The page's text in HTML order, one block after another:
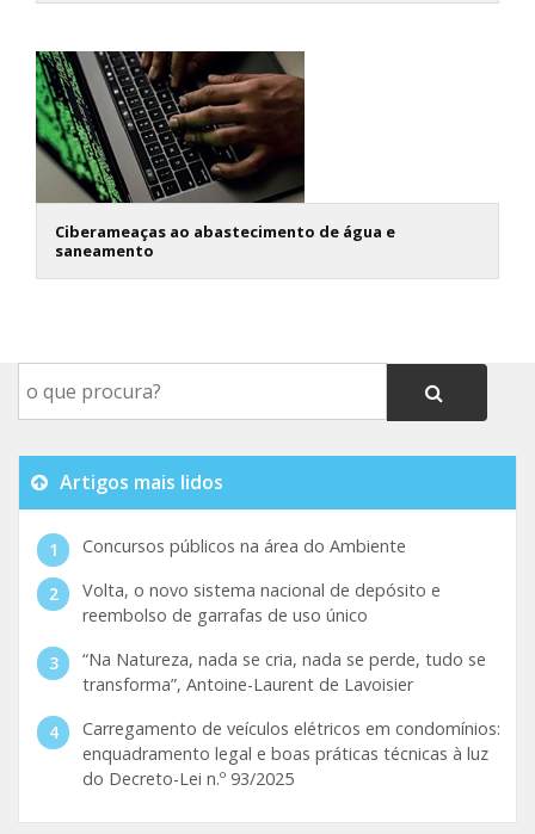
Ciberameaças ao abastecimento de água e
saneamento
Artigos mais lidos
Concursos públicos na área do Ambiente
Volta, o novo sistema nacional de depósito e
reembolso de garrafas de uso único
“Na Natureza, nada se cria, nada se perde, tudo se
transforma”, Antoine-Laurent de Lavoisier
Carregamento de veículos elétricos em condomínios:
enquadramento legal e boas práticas técnicas à luz
do Decreto-Lei n.º 93/2025